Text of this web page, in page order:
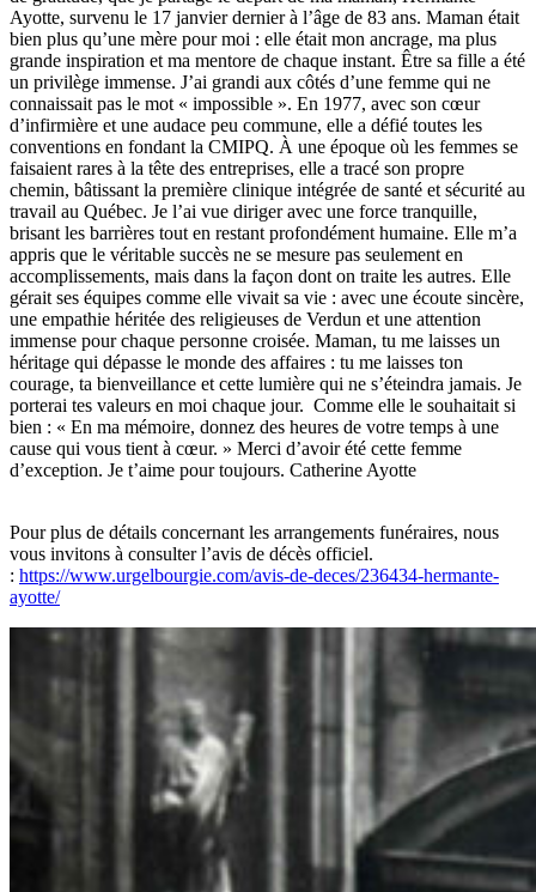
Ayotte, survenu le 17 janvier dernier à l’âge de 83 ans. Maman était
bien plus qu’une mère pour moi : elle était mon ancrage, ma plus
grande inspiration et ma mentore de chaque instant. Être sa fille a été
un privilège immense. J’ai grandi aux côtés d’une femme qui ne
connaissait pas le mot « impossible ». En 1977, avec son cœur
d’infirmière et une audace peu commune, elle a défié toutes les
conventions en fondant la CMIPQ. À une époque où les femmes se
faisaient rares à la tête des entreprises, elle a tracé son propre
chemin, bâtissant la première clinique intégrée de santé et sécurité au
travail au Québec. Je l’ai vue diriger avec une force tranquille,
brisant les barrières tout en restant profondément humaine. Elle m’a
appris que le véritable succès ne se mesure pas seulement en
accomplissements, mais dans la façon dont on traite les autres. Elle
gérait ses équipes comme elle vivait sa vie : avec une écoute sincère,
une empathie héritée des religieuses de Verdun et une attention
immense pour chaque personne croisée. Maman, tu me laisses un
héritage qui dépasse le monde des affaires : tu me laisses ton
courage, ta bienveillance et cette lumière qui ne s’éteindra jamais. Je
porterai tes valeurs en moi chaque jour. Comme elle le souhaitait si
bien : « En ma mémoire, donnez des heures de votre temps à une
cause qui vous tient à cœur. » Merci d’avoir été cette femme
d’exception. Je t’aime pour toujours. Catherine Ayotte
Pour plus de détails concernant les arrangements funéraires, nous
vous invitons à consulter l’avis de décès officiel.
: https://www.urgelbourgie.com/avis-de-deces/236434-hermante-
ayotte/